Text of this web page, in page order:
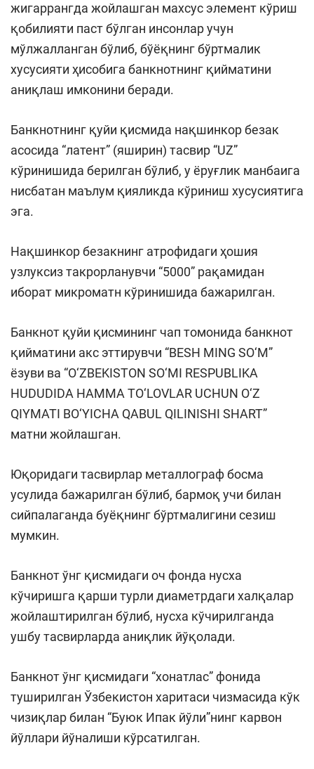
жигаррангда жойлашган махсус элемент кўриш
қобилияти паст бўлган инсонлар учун
мўлжалланган бўлиб, бўёқнинг бўртмалик
хусусияти ҳисобига банкнотнинг қийматини
аниқлаш имконини беради.
Банкнотнинг қуйи қисмида нақшинкор безак
асосида “латент” (яширин) тасвир “UZ”
кўринишида берилган бўлиб, у ёруғлик манбаига
нисбатан маълум қияликда кўриниш хусусиятига
эга.
Нақшинкор безакнинг атрофидаги ҳошия
узлуксиз такрорланувчи “5000” рақамидан
иборат микроматн кўринишида бажарилган.
Банкнот қуйи қисмининг чап томонида банкнот
қийматини акс эттирувчи “BESH MING SO‘M”
ёзуви ва “O‘ZBEKISTON SO‘MI RESPUBLIKA
HUDUDIDA HAMMA TO‘LOVLAR UCHUN O‘Z
QIYMATI BO‘YICHA QABUL QILINISHI SHART”
матни жойлашган.
Юқоридаги тасвирлар металлограф босма
усулида бажарилган бўлиб, бармоқ учи билан
сийпалаганда буёқнинг бўртмалигини сезиш
мумкин.
Банкнот ўнг қисмидаги оч фонда нусха
кўчиришга қарши турли диаметрдаги халқалар
жойлаштирилган бўлиб, нусха кўчирилганда
ушбу тасвирларда аниқлик йўқолади.
Банкнот ўнг қисмидаги “хонатлас” фонида
туширилган Ўзбекистон харитаси чизмасида кўк
чизиқлар билан “Буюк Ипак йўли”нинг карвон
йўллари йўналиши кўрсатилган.